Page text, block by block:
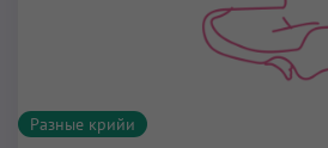
Разные крийи